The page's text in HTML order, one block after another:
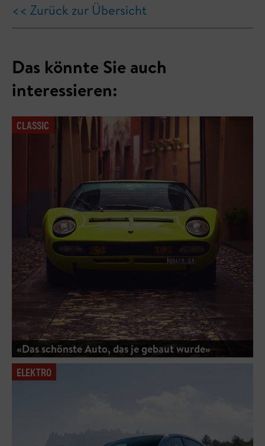
<< Zurück zur Übersicht
Das könnte Sie auch
interessieren:
CLASSIC
«Das schönste Auto, das je gebaut wurde»
ELEKTRO